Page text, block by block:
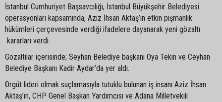
İstanbul Cumhuriyet Başsavcılığı, İstanbul Büyükşehir Belediyesi
operasyonları kapsamında, Aziz İhsan Aktaş’ın etkin pişmanlık
hükümleri çerçevesinde verdiği ifadelere dayanarak yeni gözaltı
kararları verdi.
Gözaltılar içerisinde; Seyhan Belediye başkanı Oya Tekin ve Ceyhan
Belediye Başkanı Kadir Aydar’da yer aldı.
Örgüt lideri olmak suçlamasıyla tutuklu bulunan iş insanı Aziz İhsan
Aktaş’ın, CHP Genel Başkan Yardımcısı ve Adana Milletvekili